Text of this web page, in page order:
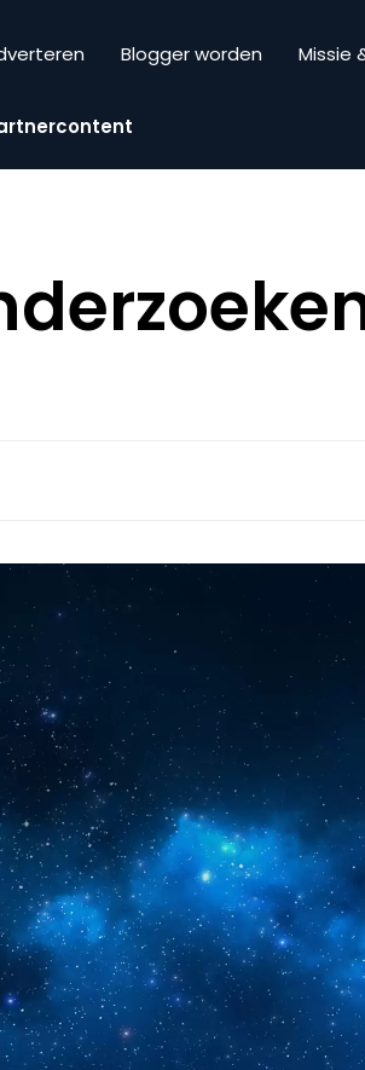
Blogger worden Missie